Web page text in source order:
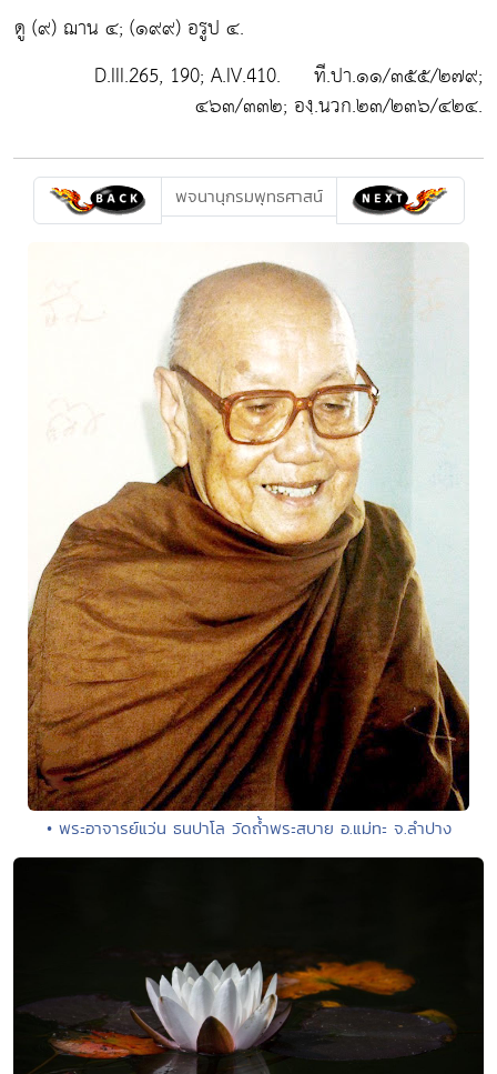
ดู (๙) ฌาน ๔; (๑๙๙) อรูป ๔.
D.III.265, 190; A.IV.410. ที.ปา.๑๑/๓๕๕/๒๗๙;
๔๖๓/๓๓๒; องฺ.นวก.๒๓/๒๓๖/๔๒๔.
พจนานุกรมพุทธศาสน์
• พระอาจารย์แว่น ธนปาโล วัดถ้ำพระสบาย อ.แม่ทะ จ.ลำปาง